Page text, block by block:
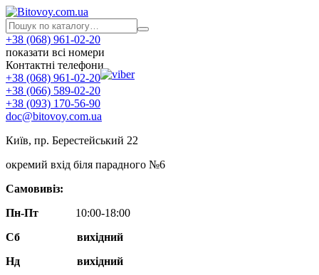
+38 (068) 961-02-20
показати всі номери
Контактні телефони
+38 (068) 961-02-20
+38 (066) 589-02-20
+38 (093) 170-56-90
doc@bitovoy.com.ua
Київ, пр. Берестейський 22
окремий вхід біля парадного №6
Самовивіз:
Пн-Пт
10:00-18:00
Сб
вихідний
Нд
вихідний